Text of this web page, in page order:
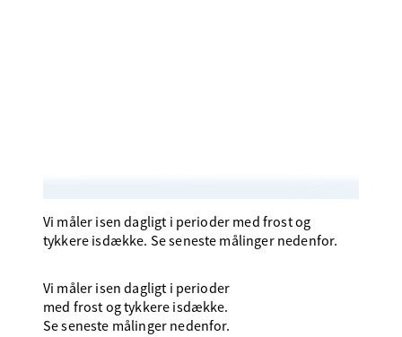
Vi måler isen dagligt i perioder med frost og
tykkere isdække. Se seneste målinger nedenfor.
Vi måler isen dagligt i perioder
med frost og tykkere isdække.
Se seneste målinger nedenfor.